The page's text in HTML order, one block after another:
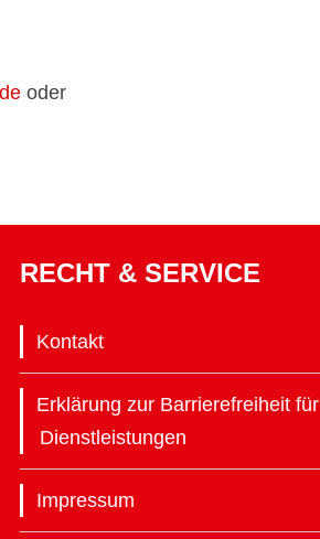
oder
RECHT & SERVICE
Kontakt
Erklärung zur Barrierefreiheit für
Dienstleistungen
Impressum